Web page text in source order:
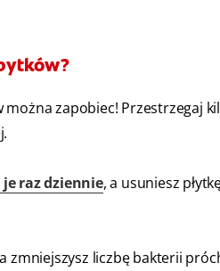
zapobiec! Przestrzegaj
raz dziennie, a usuniesz
zmniejszysz liczbę bakterii